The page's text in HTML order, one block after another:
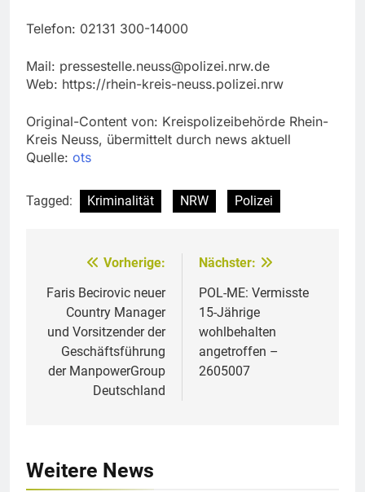
Telefon: 02131 300-14000
Mail: pressestelle.neuss@polizei.nrw.de
Web: https://rhein-kreis-neuss.polizei.nrw
Original-Content von: Kreispolizeibehörde Rhein-
Kreis Neuss, übermittelt durch news aktuell
Quelle: ots
Tagged: Kriminalität NRW Polizei
Beitragsnavigation
Vorherige:
Faris Becirovic neuer
Country Manager
und Vorsitzender der
Geschäftsführung
der ManpowerGroup
Deutschland
Nächster:
POL-ME: Vermisste
15-Jährige
wohlbehalten
angetroffen –
2605007
Weitere News